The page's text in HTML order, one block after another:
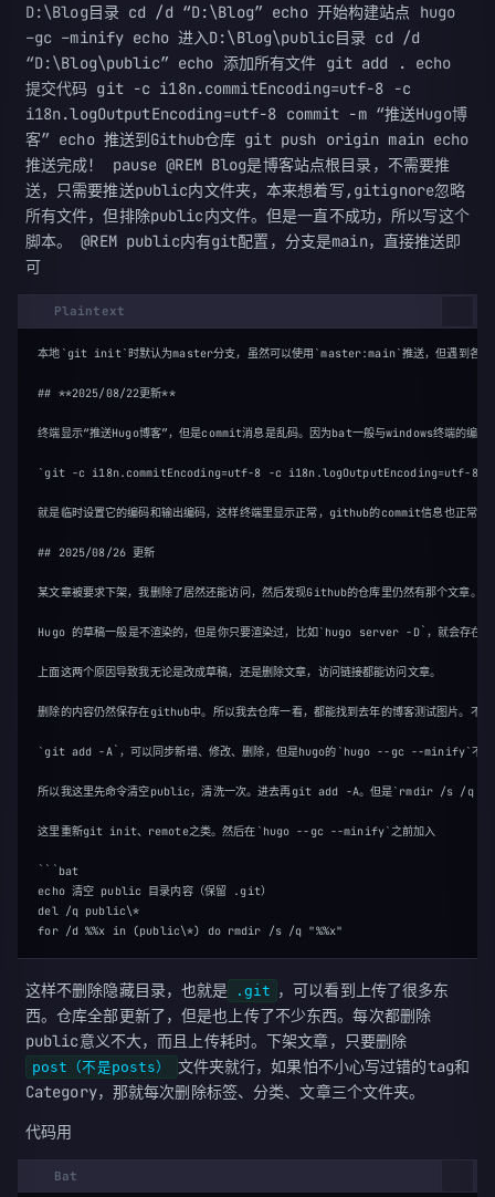
D:\Blog目录 cd /d “D:\Blog” echo 开始构建站点 hugo
–gc –minify echo 进入D:\Blog\public目录 cd /d
“D:\Blog\public” echo 添加所有文件 git add . echo
提交代码 git -c i18n.commitEncoding=utf-8 -c
i18n.logOutputEncoding=utf-8 commit -m “推送Hugo博
客” echo 推送到Github仓库 git push origin main echo
推送完成！ pause @REM Blog是博客站点根目录，不需要推
送，只需要推送public内文件夹，本来想着写,gitignore忽略
所有文件，但排除public内文件。但是一直不成功，所以写这个
脚本。 @REM public内有git配置，分支是main，直接推送即
可
本地`git init`时默认为master分支，虽然可以使用`master:main`推送，但遇到各
## **2025/08/22更新**
终端显示“推送Hugo博客”，但是commit消息是乱码。因为bat一般与windows终端的
`git -c i18n.commitEncoding=utf-8 -c i18n.logOutputEncoding=utf-8`
就是临时设置它的编码和输出编码，这样终端里显示正常，github的commit信息也正常。
## 2025/08/26 更新
某文章被要求下架，我删除了居然还能访问，然后发现Github的仓库里仍然有那个文章
Hugo 的草稿一般是不渲染的，但是你只要渲染过，比如`hugo server -D`，就会存在
上面这两个原因导致我无论是改成草稿，还是删除文章，访问链接都能访问文章。
删除的内容仍然保存在github中。所以我去仓库一看，都能找到去年的博客测试图片。不
`git add -A`，可以同步新增、修改、删除，但是hugo的`hugo --gc --minify`不会删
所以我这里先命令清空public，清洗一次。进去再git add -A。但是`rmdir /s /q
这里重新git init、remote之类。然后在`hugo --gc --minify`之前加入
```bat
echo 清空 public 目录内容（保留 .git）
del /q public\*
这样不删除隐藏目录，也就是 .git ，可以看到上传了很多东
西。仓库全部更新了，但是也上传了不少东西。每次都删除
public意义不大，而且上传耗时。下架文章，只要删除
post（不是posts）
文件夹就行，如果怕不小心写过错的tag和
Category，那就每次删除标签、分类、文章三个文件夹。
代码用